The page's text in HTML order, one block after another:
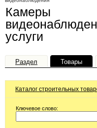
Камеры
услуги
Раздел Товары
Каталог строительных
Ключевое слово: